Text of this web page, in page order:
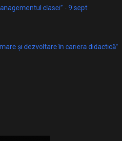
clasei” - 9 sept.
și dezvoltare în cariera didactică”